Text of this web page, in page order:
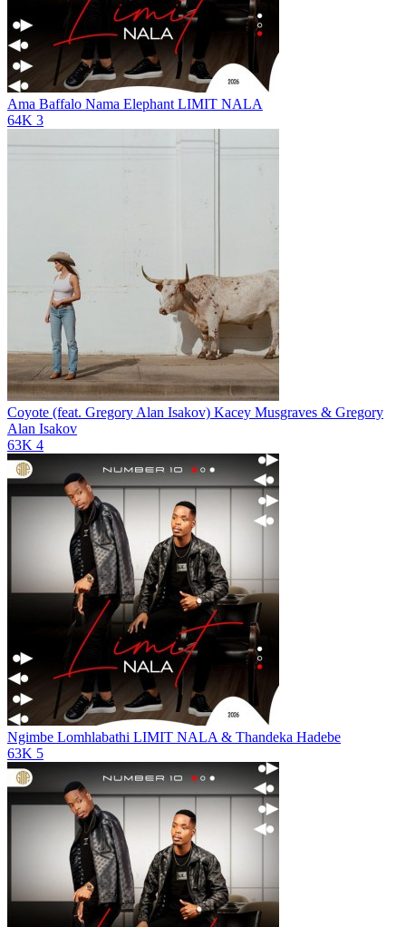
Ama Baffalo Nama Elephant LIMIT NALA
64K 3
Coyote (feat. Gregory Alan Isakov) Kacey Musgraves & Gregory
Alan Isakov
63K 4
Ngimbe Lomhlabathi LIMIT NALA & Thandeka Hadebe
63K 5